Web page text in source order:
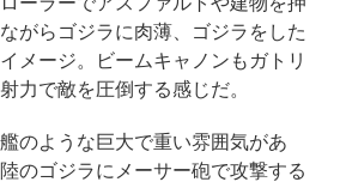
がらゴジラに肉薄、ゴジラをした
メージ。ビームキャノンもガトリ
力で敵を圧倒する感じだ。
のような巨大で重い雰囲気があ
のゴジラにメーサー砲で攻撃する